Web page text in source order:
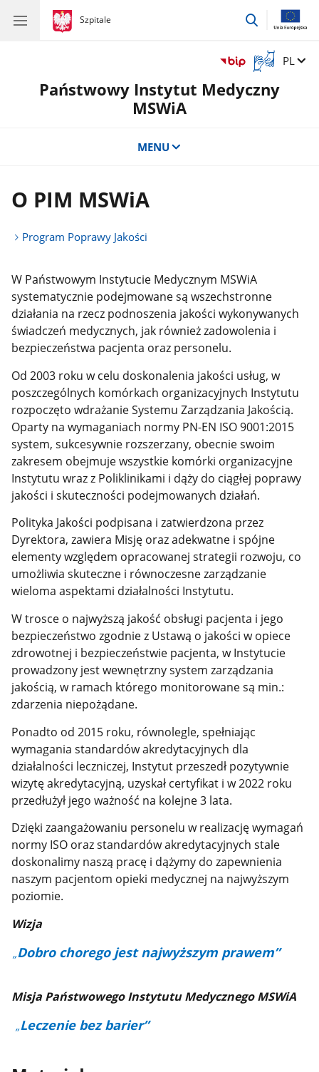
gov.pl
Szpitale
gov.pl
Szpitale
przejdź
Otwórz
okno
z
Zmień
PL
Państwowy Instytut Medyczny
MSWiA
MENU
O PIM MSWiA
Program Poprawy Jakości
W Państwowym Instytucie Medycznym MSWiA
systematycznie podejmowane są wszechstronne
działania na rzecz podnoszenia jakości wykonywanych
świadczeń medycznych, jak również zadowolenia i
bezpieczeństwa pacjenta oraz personelu.
Od 2003 roku w celu doskonalenia jakości usług, w
poszczególnych komórkach organizacyjnych Instytutu
rozpoczęto wdrażanie Systemu Zarządzania Jakością.
Oparty na wymaganiach normy PN-EN ISO 9001:2015
system, sukcesywnie rozszerzany, obecnie swoim
zakresem obejmuje wszystkie komórki organizacyjne
Instytutu wraz z Poliklinikami i dąży do ciągłej poprawy
jakości i skuteczności podejmowanych działań.
Polityka Jakości podpisana i zatwierdzona przez
Dyrektora, zawiera Misję oraz adekwatne i spójne
elementy względem opracowanej strategii rozwoju, co
umożliwia skuteczne i równoczesne zarządzanie
wieloma aspektami działalności Instytutu.
W trosce o najwyższą jakość obsługi pacjenta i jego
bezpieczeństwo zgodnie z Ustawą o jakości w opiece
zdrowotnej i bezpieczeństwie pacjenta, w Instytucie
prowadzony jest wewnętrzny system zarządzania
jakością, w ramach którego monitorowane są min.:
zdarzenia niepożądane.
Ponadto od 2015 roku, równolegle, spełniając
wymagania standardów akredytacyjnych dla
działalności leczniczej, Instytut przeszedł pozytywnie
wizytę akredytacyjną, uzyskał certyfikat i w 2022 roku
przedłużył jego ważność na kolejne 3 lata.
Dzięki zaangażowaniu personelu w realizację wymagań
normy ISO oraz standardów akredytacyjnych stale
doskonalimy naszą pracę i dążymy do zapewnienia
naszym pacjentom opieki medycznej na najwyższym
poziomie.
Wizja
„Dobro chorego jest najwyższym prawem”
Misja Państwowego Instytutu Medycznego MSWiA
„Leczenie bez barier”